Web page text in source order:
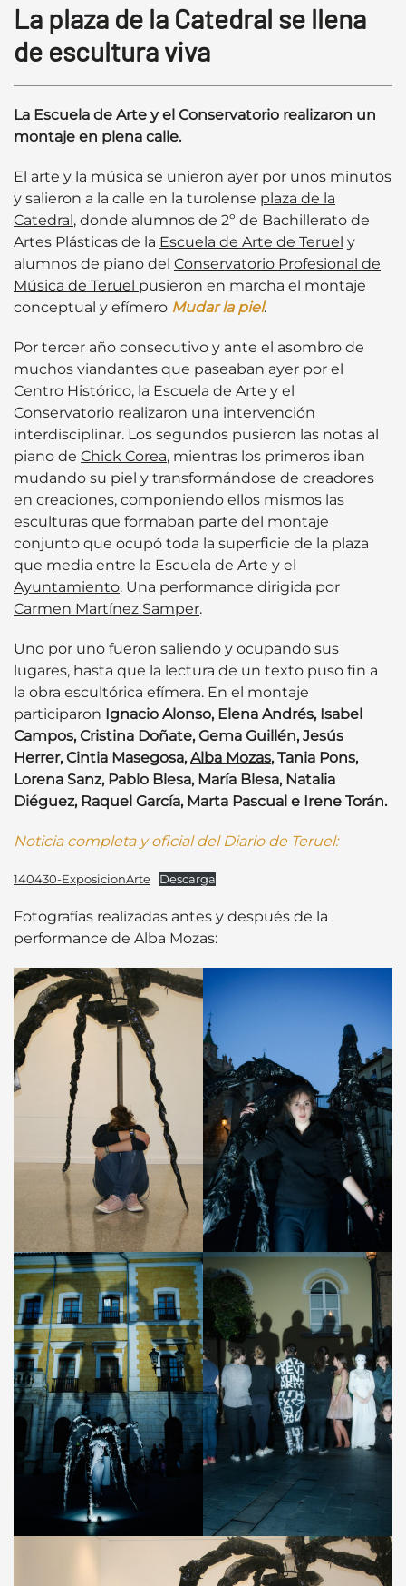
La plaza de la Catedral se llena
de escultura viva
La Escuela de Arte y el Conservatorio realizaron un
montaje en plena calle.
El arte y la música se unieron ayer por unos minutos
y salieron a la calle en la turolense plaza de la
Catedral, donde alumnos de 2º de Bachillerato de
Artes Plásticas de la Escuela de Arte de Teruel y
alumnos de piano del Conservatorio Profesional de
Música de Teruel pusieron en marcha el montaje
conceptual y efímero Mudar la piel.
Por tercer año consecutivo y ante el asombro de
muchos viandantes que paseaban ayer por el
Centro Histórico, la Escuela de Arte y el
Conservatorio realizaron una intervención
interdisciplinar. Los segundos pusieron las notas al
piano de Chick Corea, mientras los primeros iban
mudando su piel y transformándose de creadores
en creaciones, componiendo ellos mismos las
esculturas que formaban parte del montaje
conjunto que ocupó toda la superficie de la plaza
que media entre la Escuela de Arte y el
Ayuntamiento. Una performance dirigida por
Carmen Martínez Samper.
Uno por uno fueron saliendo y ocupando sus
lugares, hasta que la lectura de un texto puso fin a
la obra escultórica efímera. En el montaje
participaron Ignacio Alonso, Elena Andrés, Isabel
Campos, Cristina Doñate, Gema Guillén, Jesús
Herrer, Cintia Masegosa, Alba Mozas, Tania Pons,
Lorena Sanz, Pablo Blesa, María Blesa, Natalia
Diéguez, Raquel García, Marta Pascual e Irene Torán.
Noticia completa y oficial del Diario de Teruel:
140430-ExposicionArte Descarga
Fotografías realizadas antes y después de la
performance de Alba Mozas: